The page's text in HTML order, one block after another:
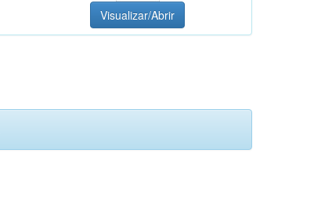
Visualizar/Abrir